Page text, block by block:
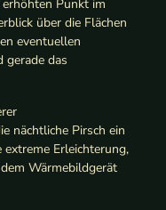
Punkt im
über die Flächen
eventuellen
gerade das
nächtliche Pirsch ein
Erleichterung,
Wärmebildgerät